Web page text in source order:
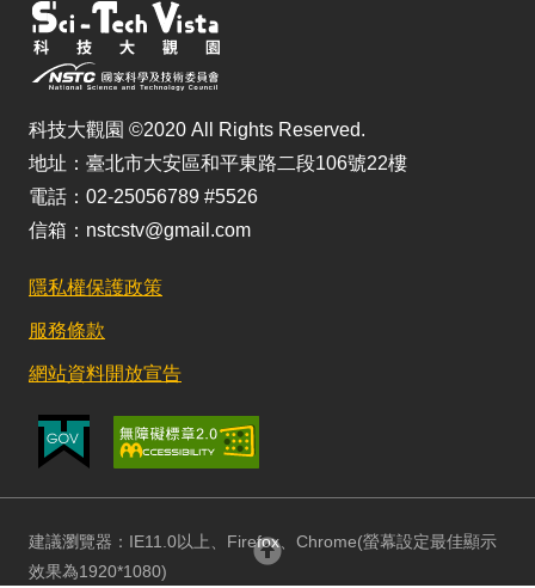
科技大觀園 ©2020 All Rights Reserved.
地址：臺北市大安區和平東路二段106號22樓
電話：02-25056789 #5526
信箱：nstcstv@gmail.com
隱私權保護政策
服務條款
網站資料開放宣告
建議瀏覽器：IE11.0以上、Firefox、Chrome(螢幕設定最佳顯示
效果為1920*1080)
回頂部